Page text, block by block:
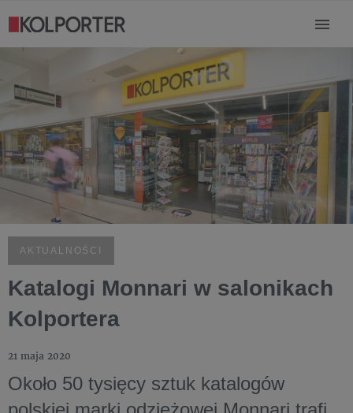
AKTUALNOŚCI
Katalogi Monnari w salonikach
Kolportera
21 maja 2020
Około 50 tysięcy sztuk katalogów